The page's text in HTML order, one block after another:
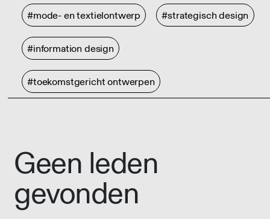
#mode- en textielontwerp #strategisch design
#information design
#toekomstgericht ontwerpen
Geen leden
gevonden